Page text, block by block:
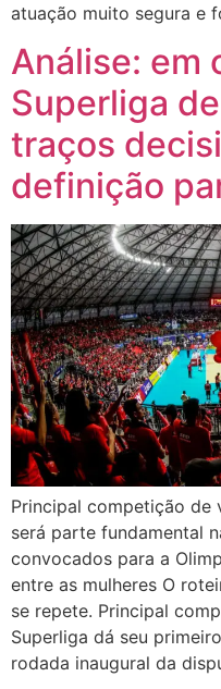
atuação muito segura e
Análise: em
Superliga
traços
definição
Principal competição de
será parte fundamental
convocados para a
entre as mulheres O
se repete. Principal
Superliga dá seu
rodada inaugural da